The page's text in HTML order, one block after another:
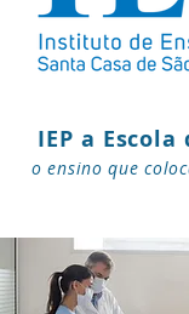
IEP a Escola
o ensino que